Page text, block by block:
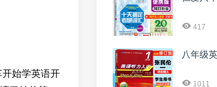
始学英语开
417
八年级
1011